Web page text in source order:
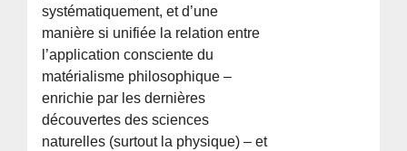
systématiquement, et d’une
manière si unifiée la relation entre
l’application consciente du
matérialisme philosophique –
enrichie par les dernières
découvertes des sciences
naturelles (surtout la physique) – et